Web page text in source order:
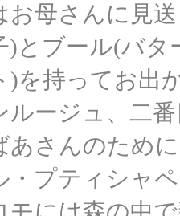
お母さんに見
)とブール(バタ
)を持ってお出
ルージュ、二
あさんのため
・プティシャ